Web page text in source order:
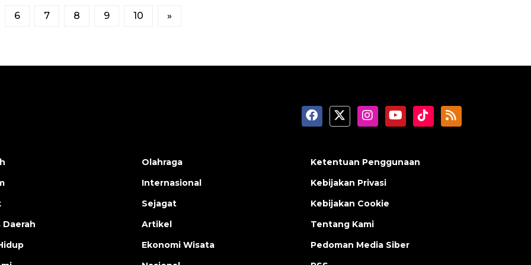
6 7 8 9 10 »
Olahraga
Internasional
Sejagat
Artikel
Ekonomi Wisata
Ketentuan Penggunaan
Kebijakan Privasi
Kebijakan Cookie
Tentang Kami
Pedoman Media Siber